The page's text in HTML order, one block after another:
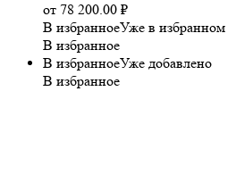
от 78 200.00 ₽
В избранноеУже в избранном
В избранное
В избранноеУже добавлено
В избранное